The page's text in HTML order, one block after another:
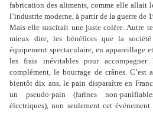
fabrication des aliments, comme elle allait
l’industrie moderne, à partir de la guerre de
Mais elle suscitait une juste colère. Autre
mieux dire, les bénéfices que la
équipement spectaculaire, en appareillage
les frais inévitables pour accompagner
complément, le bourrage de crânes. C’est
bientôt dix ans, le pain disparaître en
un pseudo-pain (farines non-
électriques), non seulement cet